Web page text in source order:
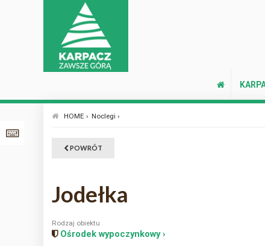
HOME › Noclegi ›
POWRÓT
Jodełka
Rodzaj obiektu
Ośrodek wypoczynkowy ›